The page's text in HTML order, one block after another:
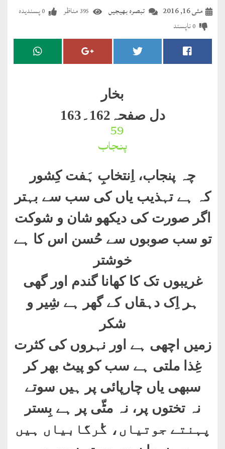
مضطرؔ
دستِ
تبصرہ بھیجیں مئی 16, 2016 395 مناظر 0پسندیدہ
0ناپسند
بخار
دل صفحہ162۔163
59۔
پنجاب
چہ پنجاب، اِنتخابِ ہَفت کِشور
کہ ہے تہذیب یاں کی سب سے بہتر
اگر صورت کی دیکھو شان و شوکت
تو سب صوبوں سے حُسن اس کا ہے
خوشتر
غریبوں تک کا کھانا گندم اور گھی
ہر اِک دہقاں کے گھر ہے شِیر و
شکر
زمیں اچھی ہے اور نہروں کی کثرت
غِذا ملتی ہے سب کو پیٹ بھر کر
سبھی یاں چارپائی پر ہیں سوتے
نہ تختوں پر، نہ مٹّی پر ہے بِستر
پہنتے جوتیاں، گُرگابیاں ہیں